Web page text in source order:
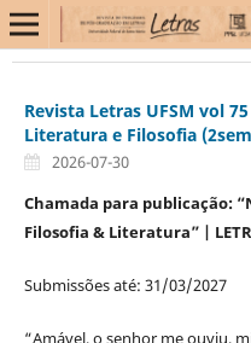
Revista Letras UFSM vol
Literatura e Filosofia
2026-07-30
Chamada para publicação:
Filosofia & Literatura” |
Submissões até: 31/03/2027
“Amável, o senhor me ouviu,